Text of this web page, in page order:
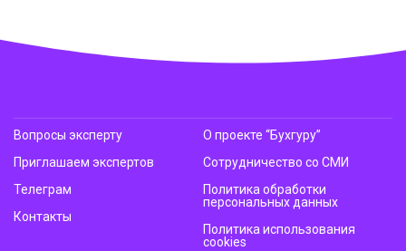
Вопросы эксперту
Приглашаем экспертов
Телеграм
Контакты
О проекте “Бухгуру”
Сотрудничество со СМИ
Политика обработки
персональных данных
Политика использования
cookies